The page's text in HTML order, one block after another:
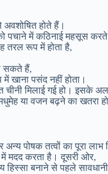
अवशोषित होते हैं।
पचाने में कठिनाई महसूस
तरल रूप में होता है,
सकते हैं,
खाना पसंद नहीं होता।
मिलाई गई हो। इसके
या वजन बढ़ने का खतरा
पोषक तत्वों का पूरा लाभ
मदद करता है। दूसरी ओर,
बनाने से पहले सावधानी